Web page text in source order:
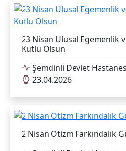
23 Nisan Ulusal Egemenlik
Kutlu Olsun
Şemdinli Devlet
23.04.2026
2 Nisan Otizm Farkındalık